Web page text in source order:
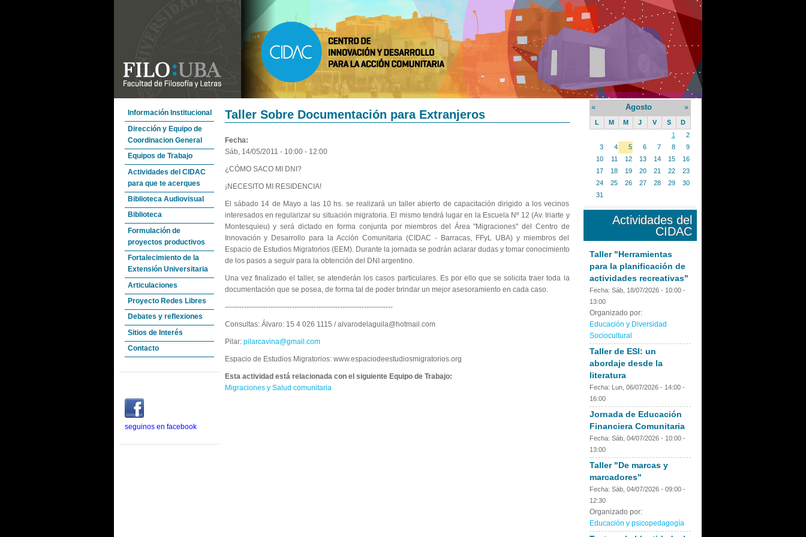
Información Institucional
Dirección y Equipo de
Coordinacion General
Equipos de Trabajo
Actividades del CIDAC
para que te acerques
Biblioteca Audiovisual
Biblioteca
Formulación de
proyectos productivos
Fortalecimiento de la
Extensión Universitaria
Articulaciones
Proyecto Redes Libres
Debates y reflexiones
Sitios de Interés
Contacto
seguinos en facebook
« Agosto »
L M M J V S
D
1
2
3
4 5 6 7 8
9
10
11 12 13 14 15
16
17
18 19 20 21 22
23
24
25 26 27 28 29
30
31
Actividades del
CIDAC
Taller "Herramientas
para la planificación de
actividades recreativas"
Fecha: Sáb, 18/07/2026 - 10:00-
13:00
Organizado por:
Educación y Diversidad
Sociocultural
Taller de ESI: un
abordaje desde la
literatura
Fecha: Lun, 06/07/2026 - 14:00-
16:00
Jornada de Educación
Financiera Comunitaria
Fecha: Sáb, 04/07/2026 - 10:00-
13:00
Taller "De marcas y
marcadores"
Fecha: Sáb, 04/07/2026 - 09:00-
12:30
Organizado por:
Educación y psicopedagogía
Taller Sobre Documentación para Extranjeros
Fecha:
Sáb, 14/05/2011 - 10:00- 12:00
¿CÓMO SACO MI DNI?
¡NECESITO MI RESIDENCIA!
El sábado 14 de Mayo a las 10 hs. se realizará un taller abierto de capacitación dirigido a los vecinos
interesados en regularizar su situación migratoria. El mismo tendrá lugar en la Escuela Nº 12 (Av. Iriarte y
Montesquieu) y será dictado en forma conjunta por miembros del Área "Migraciones" del Centro de
Innovación y Desarrollo para la Acción Comunitaria (CIDAC - Barracas, FFyL UBA) y miembros del
Espacio de Estudios Migratorios (EEM). Durante la jornada se podrán aclarar dudas y tomar conocimiento
de los pasos a seguir para la obtención del DNI argentino.
Una vez finalizado el taller, se atenderán los casos particulares. Es por ello que se solicita traer toda la
documentación que se posea, de forma tal de poder brindar un mejor asesoramiento en cada caso.
----------------------------------------------------------------------
Consultas: Álvaro: 15 4 026 1115 / alvarodelaguila@hotmail.com
Pilar: pilarcavina@gmail.com
Espacio de Estudios Migratorios: www.espaciodeestudiosmigratorios.org
Esta actividad está relacionada con el siguiente Equipo de Trabajo:
Migraciones y Salud comunitaria